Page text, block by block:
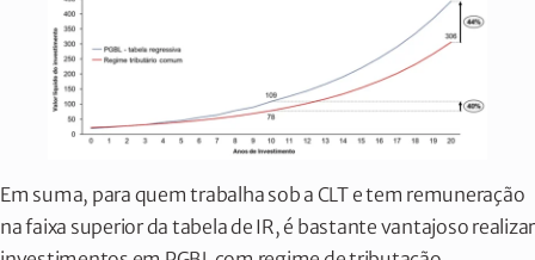
Em suma, para quem trabalha sob a CLT e tem remuneração
na faixa superior da tabela de IR, é bastante vantajoso realizar